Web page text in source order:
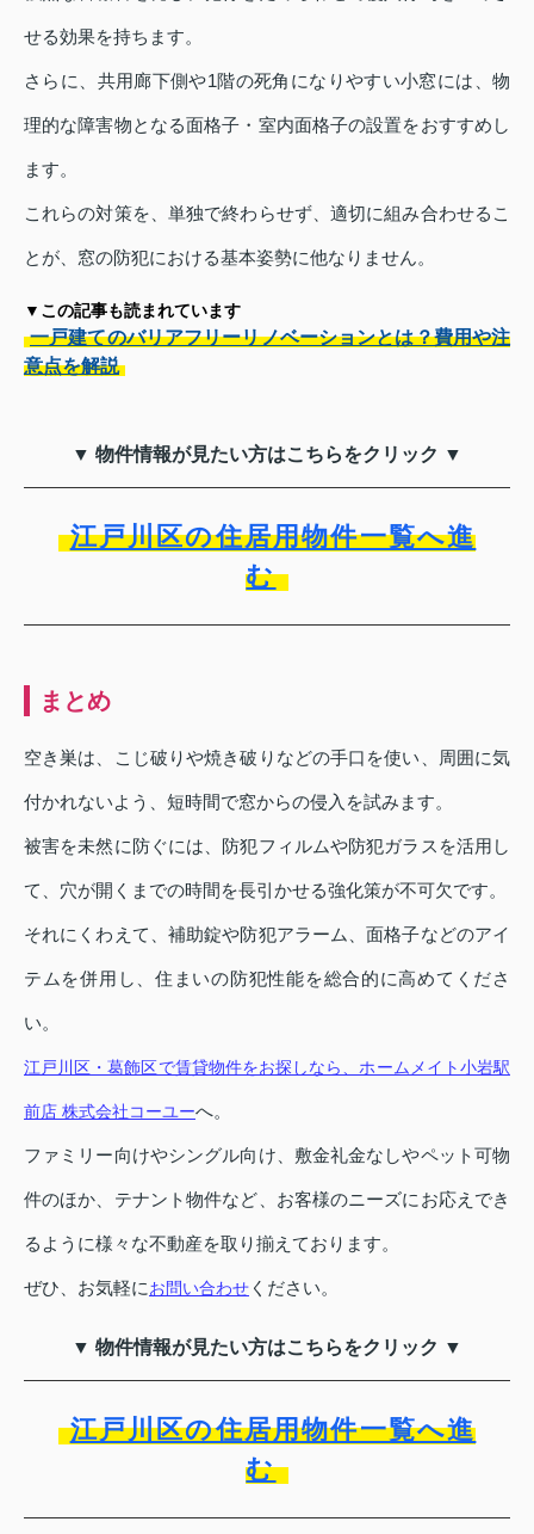
せる効果を持ちます。
さらに、共用廊下側や1階の死角になりやすい小窓には、物
理的な障害物となる面格子・室内面格子の設置をおすすめし
ます。
これらの対策を、単独で終わらせず、適切に組み合わせるこ
とが、窓の防犯における基本姿勢に他なりません。
▼この記事も読まれています
一戸建てのバリアフリーリノベーションとは？費用や注
意点を解説
▼ 物件情報が見たい方はこちらをクリック ▼
江戸川区の住居用物件一覧へ進
む
まとめ
空き巣は、こじ破りや焼き破りなどの手口を使い、周囲に気
付かれないよう、短時間で窓からの侵入を試みます。
被害を未然に防ぐには、防犯フィルムや防犯ガラスを活用し
て、穴が開くまでの時間を長引かせる強化策が不可欠です。
それにくわえて、補助錠や防犯アラーム、面格子などのアイ
テムを併用し、住まいの防犯性能を総合的に高めてくださ
い。
江戸川区・葛飾区で賃貸物件をお探しなら、ホームメイト小岩駅
前店 株式会社コーユーへ。
ファミリー向けやシングル向け、敷金礼金なしやペット可物
件のほか、テナント物件など、お客様のニーズにお応えでき
るように様々な不動産を取り揃えております。
ぜひ、お気軽にお問い合わせ ください。
▼ 物件情報が見たい方はこちらをクリック ▼
江戸川区の住居用物件一覧へ進
む